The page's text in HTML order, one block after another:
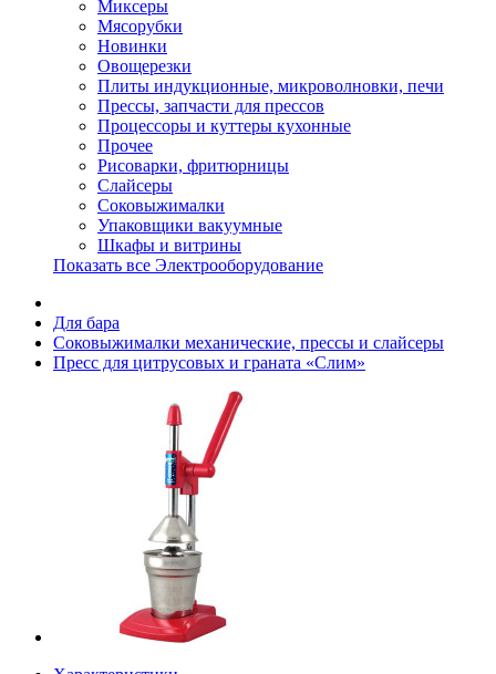
Миксеры
Мясорубки
Новинки
Овощерезки
Плиты индукционные, микроволновки, печи
Прессы, запчасти для прессов
Процессоры и куттеры кухонные
Прочее
Рисоварки, фритюрницы
Слайсеры
Соковыжималки
Упаковщики вакуумные
Шкафы и витрины
Показать все Электрооборудование
Для бара
Соковыжималки механические, прессы и слайсеры
Пресс для цитрусовых и граната «Слим»